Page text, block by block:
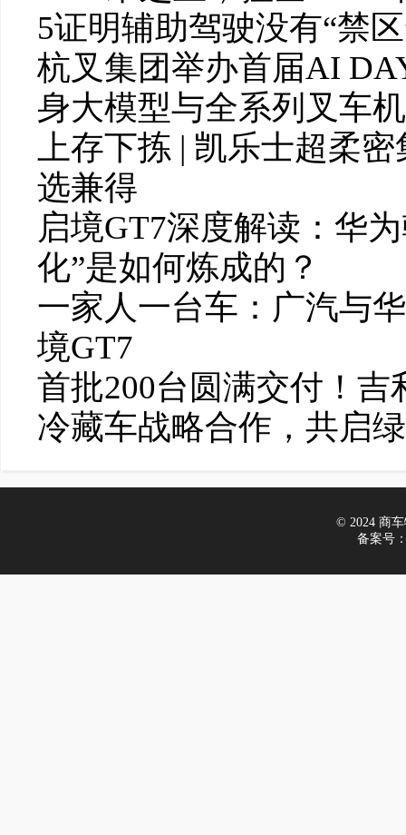
5证明辅助驾驶没有“禁
杭叉集团举办首届AI
身大模型与全系列叉车
上存下拣 | 凯乐士超柔
选兼得
启境GT7深度解读：华
化”是如何炼成的？
一家人一台车：广汽与
境GT7
首批200台圆满交付！
冷藏车战略合作，共启
© 2024 商车
备案号